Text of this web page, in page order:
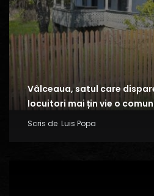
Vâlceaua, satul care
locuitori mai țin vie o
Scris de Luis Popa